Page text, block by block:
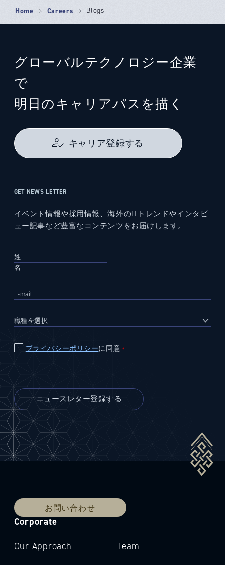
Home Careers Blogs
グローバルテクノロジー企業
で
明日のキャリアパスを描く
キャリア登録する
GET NEWS LETTER
イベント情報や採用情報、海外のITトレンドやインタビ
ュー記事など豊富なコンテンツをお届けします。
プライバシーポリシーに同意 ＊
お問い合わせ
Corporate
Our Approach Team